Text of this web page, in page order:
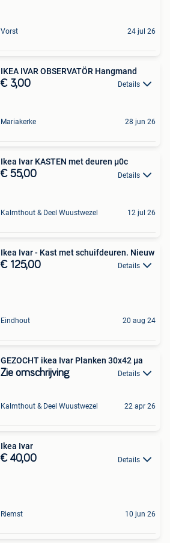
Vorst 24 jul 26
IKEA IVAR OBSERVATÖR Hangmand
€ 3,00 Details
Mariakerke 28 jun 26
Ikea Ivar KASTEN met deuren µ0c
€ 55,00 Details
Kalmthout & Deel Wuustwezel 12 jul 26
Ikea Ivar - Kast met schuifdeuren. Nieuw
€ 125,00 Details
Eindhout 20 aug 24
GEZOCHT ikea Ivar Planken 30x42 µa
Zie omschrijving Details
Kalmthout & Deel Wuustwezel 22 apr 26
Ikea Ivar
€ 40,00 Details
Riemst 10 jun 26